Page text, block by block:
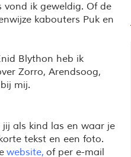
vond ik geweldig. Of de
kabouters Puk en
Blython heb ik
Zorro, Arendsoog,
mij.
als kind las en waar je
tekst en een foto.
website, of per e-mail